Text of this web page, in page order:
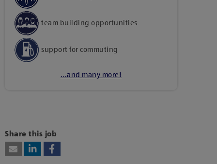
team building opportunities
support for commuting
...and many more!
harmadik fél szolgáltatásainak vagy
technológiájának használatához.
Share this job